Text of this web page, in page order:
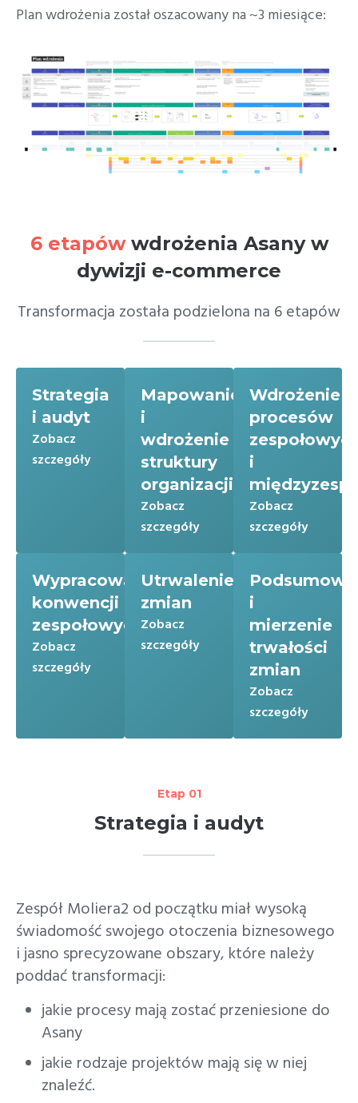
Plan wdrożenia został oszacowany na ~3 miesiące:
6 etapów wdrożenia Asany w
dywizji e-commerce
Transformacja została podzielona na 6 etapów
Strategia
i audyt
Zobacz
szczegóły
Mapowanie
i
wdrożenie
struktury
organizacji
Zobacz
szczegóły
Wdrożenie
procesów
i
Zobacz
szczegóły
Wypracowanie
konwencji
zespołowych
Zobacz
szczegóły
Utrwalenie
zmian
Zobacz
szczegóły
i
mierzenie
trwałości
zmian
Zobacz
szczegóły
Etap 01
Strategia i audyt
Zespół Moliera2 od początku miał wysoką
świadomość swojego otoczenia biznesowego
i jasno sprecyzowane obszary, które należy
poddać transformacji:
jakie procesy mają zostać przeniesione do
Asany
jakie rodzaje projektów mają się w niej
znaleźć.